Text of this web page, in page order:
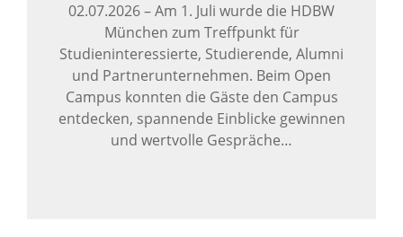
02.07.2026–Am 1. Juli wurde die HDBW
München zum Treffpunkt für
Studieninteressierte, Studierende, Alumni
und Partnerunternehmen. Beim Open
Campus konnten die Gäste den Campus
entdecken, spannende Einblicke gewinnen
und wertvolle Gespräche…